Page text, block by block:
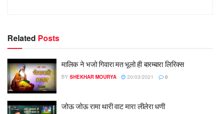
Related Posts
मालिक ने भजो गिवारा मत भूलो ही बारम्बारा लिरिक्स
BY SHEKHAR MOURYA 20/03/2021 0
जोऊ जोऊ रामा थारी वाट मारा लीलेरा धणी